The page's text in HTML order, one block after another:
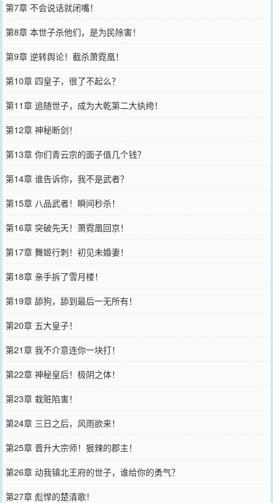
第7章 不会说话就闭嘴！
第8章 本世子杀他们，是为民除害！
第9章 逆转舆论！截杀萧霓凰！
第10章 四皇子，很了不起么？
第11章 追随世子，成为大乾第二大纨绔！
第12章 神秘断剑！
第13章 你们青云宗的面子值几个钱？
第14章 谁告诉你，我不是武者？
第15章 八品武者！瞬间秒杀！
第16章 突破先天！萧霓凰回京！
第17章 舞姬行刺！初见未婚妻！
第18章 亲手拆了雪月楼！
第19章 舔狗，舔到最后一无所有！
第20章 五大皇子！
第21章 我不介意连你一块打！
第22章 神秘皇后！极阴之体！
第23章 栽赃陷害！
第24章 三日之后，风雨欲来！
第25章 晋升大宗师！狠辣的郡主！
第26章 动我镇北王府的世子，谁给你的勇气？
第27章 彪悍的楚清歌！